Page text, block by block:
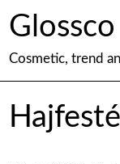
Cosmetic, trend